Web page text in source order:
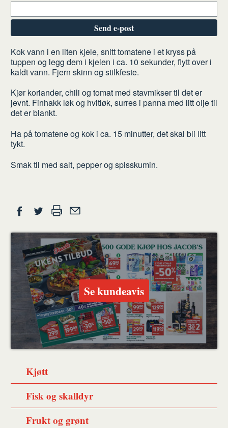
Send e-post
Slik
gjør
du
Kok vann i en liten kjele, snitt tomatene i et kryss på
tuppen og legg dem i kjelen i ca. 10 sekunder, flytt over i
kaldt vann. Fjern skinn og stilkfeste.
Kjør koriander, chili og tomat med stavmikser til det er
jevnt. Finhakk løk og hvitløk, surres i panna med litt olje til
det er blankt.
Ha på tomatene og kok i ca. 15 minutter, det skal bli litt
tykt.
Smak til med salt, pepper og spisskumin.
Del
på
Facebook
på
Twitter
ut en
venn
Se kundeavis
Kjøtt
Fisk og skalldyr
Frukt og grønt